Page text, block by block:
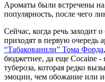
Ароматы были встречены на
популярность, после чего
Сейчас, когда речь заходит о
приходят в первую очередь
“Табакованили” Тома Форда
бюджетнее, да еще Cocaine -
тубероза, которая редко
эмоции, чем обожание или